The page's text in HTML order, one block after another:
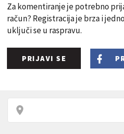
Za komentiranje je potrebno
račun? Registracija je brza i
uključi se u raspravu.
PRIJAVI SE